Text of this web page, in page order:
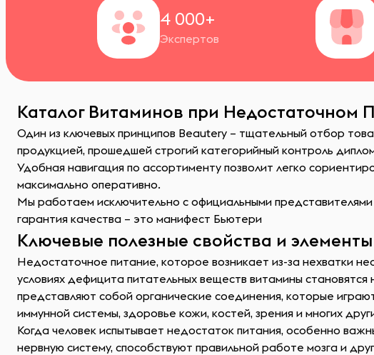
4 000+
Экспертов
Каталог Витаминов при Недостаточном
Один из ключевых принципов Beautery – тщательный отбор
продукцией, прошедшей строгий категорийный контроль
Удобная навигация по ассортименту позволит легко
максимально оперативно.
Мы работаем исключительно с официальными
гарантия качества – это манифест Бьютери
Ключевые полезные свойства и элементы
Недостаточное питание, которое возникает из-за нехватки
условиях дефицита питательных веществ витамины
представляют собой органические соединения, которые
иммунной системы, здоровье кожи, костей, зрения и многих
Когда человек испытывает недостаток питания, особенно
нервную систему, способствуют правильной работе мозга и